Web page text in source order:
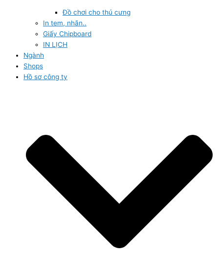
Đồ chơi cho thú cưng
In tem, nhãn..
Giấy Chipboard
IN LỊCH
Ngành
Shops
Hồ sơ công ty